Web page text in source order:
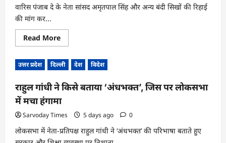
सरकार
के
क्या-
क्या
जाएगा
वारिस पंजाब दे के नेता सांसद अमृतपाल सिंह और अन्य बंदी सिखों की रिहाई
की मांग कर...
Read MoreRead
more
चंडीगढ़
में
घुसे
के
बंदी
की
की
मांग,
उत्तर प्रदेश दिल्ली देश विदेश
राहुल गांधी ने किसे बताया ‘अंधभक्त’, जिस पर लोकसभा
में मचा हंगामा
Sarvoday Times 5 days ago 0
लोकसभा में नेता-प्रतिपक्ष राहुल गांधी ने ‘अंधभक्त’ की परिभाषा बताते हुए